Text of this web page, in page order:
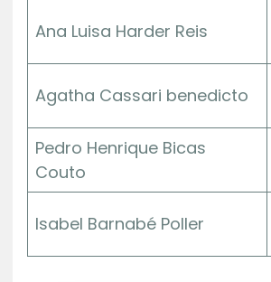
Ana Luisa Harder Reis
Agatha Cassari benedicto
Pedro Henrique Bicas
Couto
Isabel Barnabé Poller